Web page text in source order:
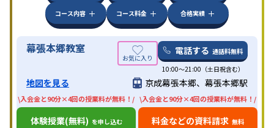
コース内容
コース料金 合格実績
幕張本郷教室 電話する 通話料無料
10:00〜21:00（土日祝含む）
地図を見る 京成幕張本郷、幕張本郷駅
\入会金と90分×4回の授業料が無料！/
体験授業(無料) を申し込む
\入会金と90分×4回の授業料が無料！/
料金などの資料請求 無料